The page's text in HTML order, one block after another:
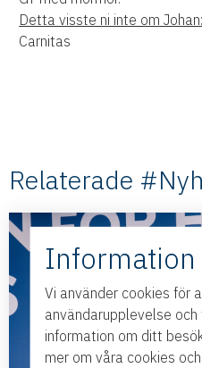
Detta visste ni inte om
Carnitas
Relaterade
Vi använder cookies för
användarupplevelse
information om ditt
mer om våra cookies